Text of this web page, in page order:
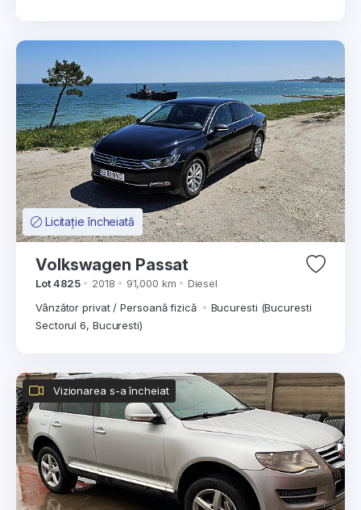
Licitație încheiată
Volkswagen Passat
Lot 4825 2018 91,000 km
Diesel
Vânzător privat / Persoană fizică
Bucuresti (Bucuresti
Sectorul 6, Bucuresti)
Vizionarea s-a încheiat